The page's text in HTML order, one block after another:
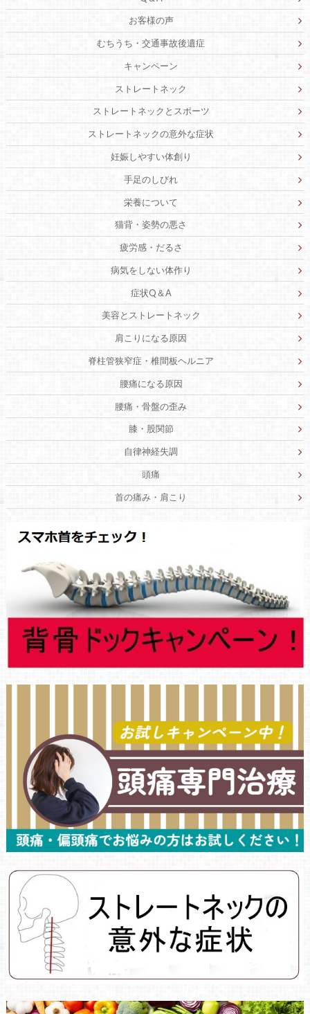
お客様の声
むちうち・交通事故後遺症
キャンペーン
ストレートネック
ストレートネックとスポーツ
ストレートネックの意外な症状
妊娠しやすい体創り
手足のしびれ
栄養について
猫背・姿勢の悪さ
疲労感・だるさ
病気をしない体作り
症状Q＆A
美容とストレートネック
肩こりになる原因
脊柱管狭窄症・椎間板ヘルニア
腰痛になる原因
腰痛・骨盤の歪み
膝・股関節
自律神経失調
頭痛
首の痛み・肩こり